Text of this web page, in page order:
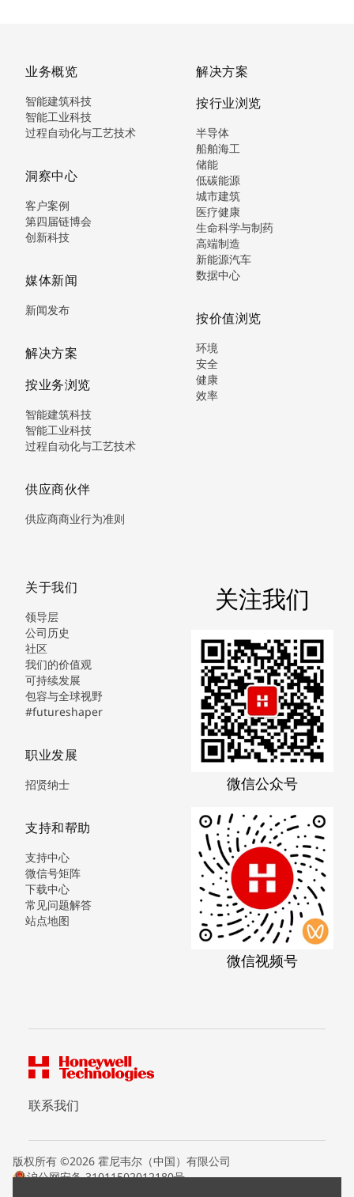
业务概览
智能建筑科技
智能工业科技
过程自动化与工艺技术
洞察中心
客户案例
第四届链博会
创新科技
媒体新闻
新闻发布
解决方案
按业务浏览
智能建筑科技
智能工业科技
过程自动化与工艺技术
供应商伙伴
供应商商业行为准则
解决方案
按行业浏览
半导体
船舶海工
储能
低碳能源
城市建筑
医疗健康
生命科学与制药
高端制造
新能源汽车
数据中心
按价值浏览
环境
安全
健康
效率
关于我们
领导层
公司历史
社区
我们的价值观
可持续发展
包容与全球视野
#futureshaper
职业发展
招贤纳士
支持和帮助
支持中心
微信号矩阵
下载中心
常见问题解答
站点地图
关注我们
微信公众号
微信视频号
联系我们
版权所有 ©2026 霍尼韦尔（中国）有限公司
沪公网安备 31011502012180号